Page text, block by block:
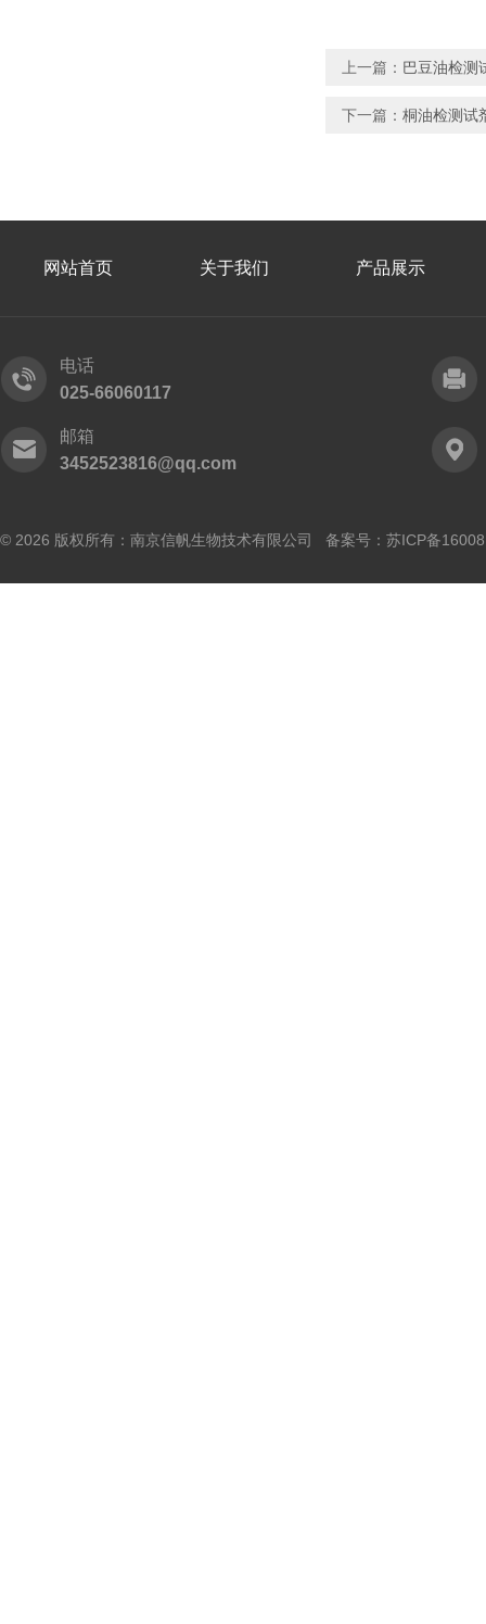
上一篇： 巴豆油检测
下一篇： 桐油检测试
网站首页 关于我们 产品展示
电话
025-66060117
邮箱
3452523816@qq.com
© 2026 版权所有：南京信帆生物技术有限公司 备案号： 苏ICP备